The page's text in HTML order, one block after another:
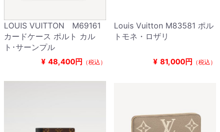
LOUIS VUITTON M69161
カードケース ポルト カル
ト･サーンプル
¥ 48,400円 （税込）
Louis Vuitton M83581 ポル
トモネ・ロザリ
¥ 81,000円 （税込）